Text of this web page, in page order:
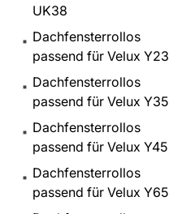
UK38
Dachfensterrollos
passend für Velux Y23
Dachfensterrollos
passend für Velux Y35
Dachfensterrollos
passend für Velux Y45
Dachfensterrollos
passend für Velux Y65